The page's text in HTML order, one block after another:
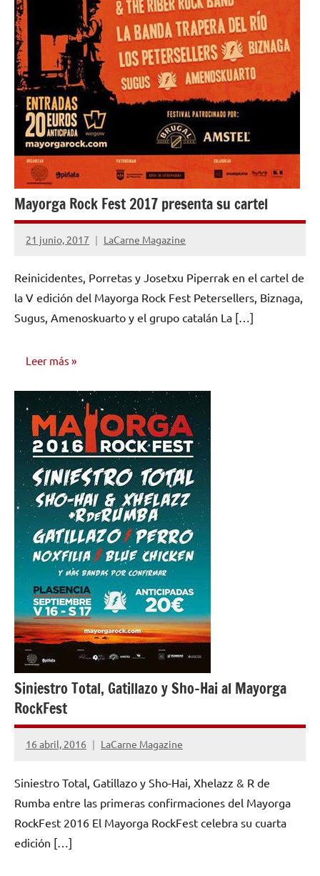
Mayorga Rock Fest 2017 presenta su cartel
21 junio, 2017 LaCarne Magazine
No
comentarios
Reinicidentes, Porretas y Josetxu Piperrak en el cartel de
la V edición del Mayorga Rock Fest Petersellers, Biznaga,
Sugus, Amenoskuarto y el grupo catalán La […]
Leer más
NOTICIAS
Siniestro Total, Gatillazo y Sho-Hai al Mayorga
RockFest
16 abril, 2016 LaCarne Magazine
1
Siniestro Total, Gatillazo y Sho-Hai, Xhelazz & R de
Rumba entre las primeras confirmaciones del Mayorga
RockFest 2016 El Mayorga RockFest celebra su cuarta
edición […]